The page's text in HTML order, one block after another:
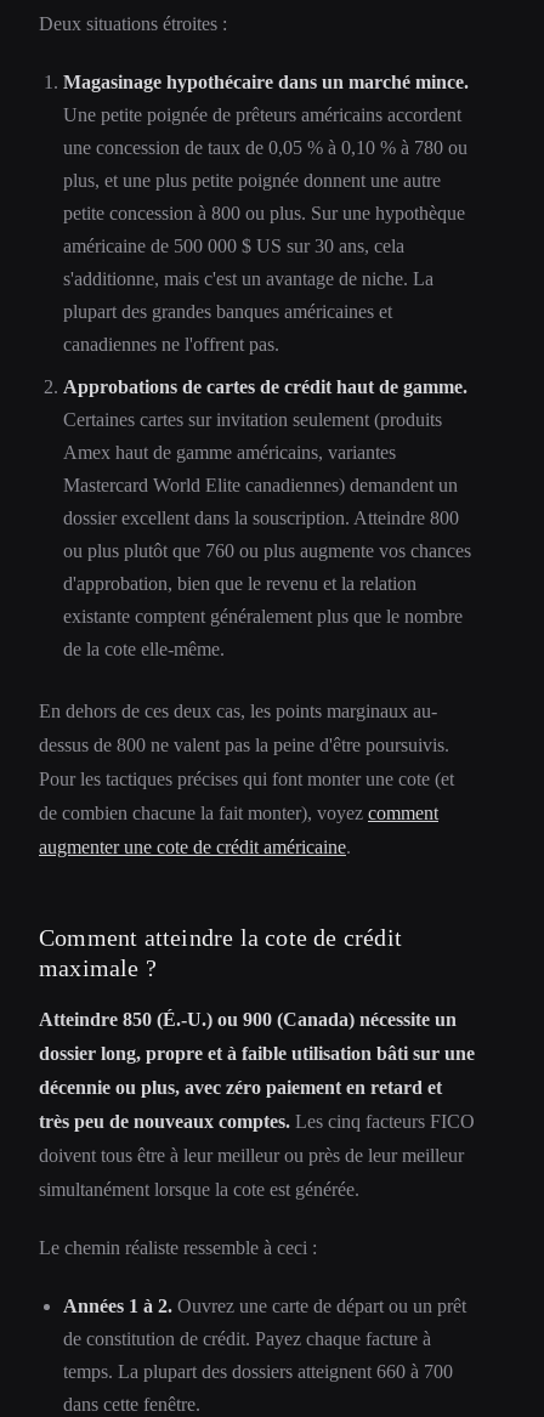
Deux situations étroites :
Magasinage hypothécaire dans un marché mince.
Une petite poignée de prêteurs américains accordent
une concession de taux de 0,05 % à 0,10 % à 780 ou
plus, et une plus petite poignée donnent une autre
petite concession à 800 ou plus. Sur une hypothèque
américaine de 500 000 $ US sur 30 ans, cela
s'additionne, mais c'est un avantage de niche. La
plupart des grandes banques américaines et
canadiennes ne l'offrent pas.
Approbations de cartes de crédit haut de gamme.
Certaines cartes sur invitation seulement (produits
Amex haut de gamme américains, variantes
Mastercard World Elite canadiennes) demandent un
dossier excellent dans la souscription. Atteindre 800
ou plus plutôt que 760 ou plus augmente vos chances
d'approbation, bien que le revenu et la relation
existante comptent généralement plus que le nombre
de la cote elle-même.
En dehors de ces deux cas, les points marginaux au-
dessus de 800 ne valent pas la peine d'être poursuivis.
Pour les tactiques précises qui font monter une cote (et
de combien chacune la fait monter), voyez comment
augmenter une cote de crédit américaine.
Comment atteindre la cote de crédit
maximale ?
Atteindre 850 (É.-U.) ou 900 (Canada) nécessite un
dossier long, propre et à faible utilisation bâti sur une
décennie ou plus, avec zéro paiement en retard et
très peu de nouveaux comptes. Les cinq facteurs FICO
doivent tous être à leur meilleur ou près de leur meilleur
simultanément lorsque la cote est générée.
Le chemin réaliste ressemble à ceci :
Années 1 à 2. Ouvrez une carte de départ ou un prêt
de constitution de crédit. Payez chaque facture à
temps. La plupart des dossiers atteignent 660 à 700
dans cette fenêtre.